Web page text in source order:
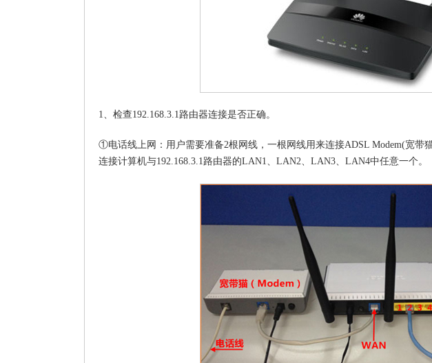
1、检查192.168.3.1路由器连接是否正确。
①电话线上网：用户需要准备2根网线，一根网线用来连接ADSL Modem(宽带
连接计算机与192.168.3.1路由器的LAN1、LAN2、LAN3、LAN4中任意一个。